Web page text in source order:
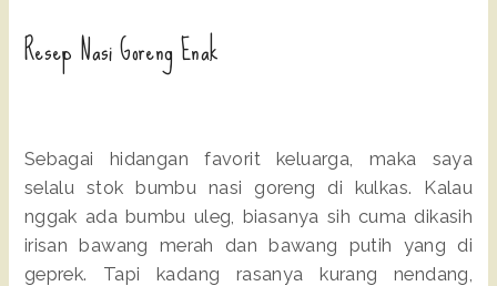
Resep Nasi Goreng Enak
Sebagai hidangan favorit keluarga, maka saya
selalu stok bumbu nasi goreng di kulkas. Kalau
nggak ada bumbu uleg, biasanya sih cuma dikasih
irisan bawang merah dan bawang putih yang di
geprek. Tapi kadang rasanya kurang nendang,